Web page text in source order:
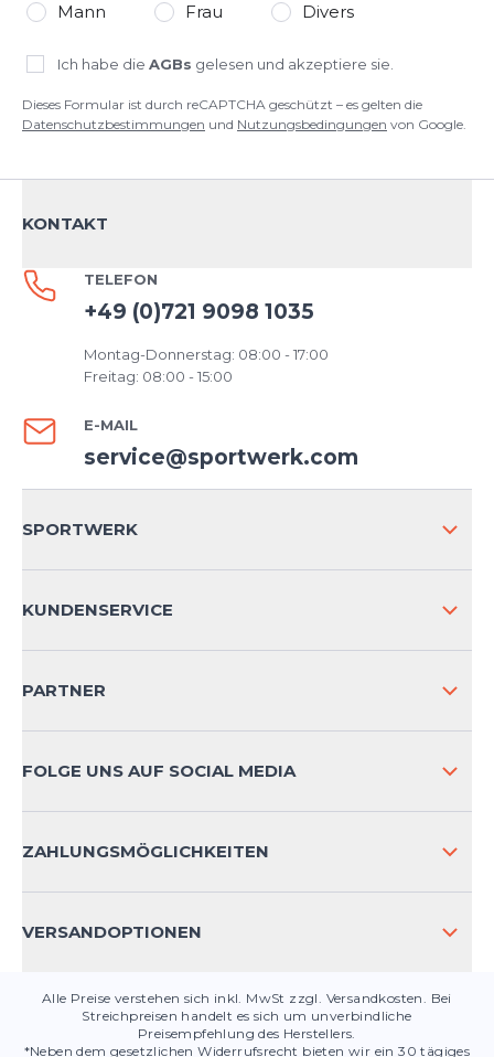
Mann Frau Divers
Ich habe die AGBs gelesen und akzeptiere sie.
Dieses Formular ist durch reCAPTCHA geschützt – es gelten die
Datenschutzbestimmungen und Nutzungsbedingungen von Google.
KONTAKT
TELEFON
+49 (0)721 9098 1035
Montag-Donnerstag: 08:00 - 17:00
Freitag: 08:00 - 15:00
E-MAIL
service@sportwerk.com
SPORTWERK
KUNDENSERVICE
KONTAKT
PRODUKTSICHERHEIT
PARTNER
FOLGE UNS AUF SOCIAL MEDIA
ZAHLUNGSMÖGLICHKEITEN
VERSANDOPTIONEN
Alle Preise verstehen sich inkl. MwSt zzgl. Versandkosten. Bei
Streichpreisen handelt es sich um unverbindliche
Preisempfehlung des Herstellers.
*Neben dem gesetzlichen Widerrufsrecht bieten wir ein 30 tägiges